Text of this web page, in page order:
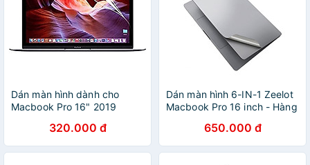
Dán màn hình dành cho
Macbook Pro 16" 2019
320.000 đ
Dán màn hình 6-IN-1 Zeelot
Macbook Pro 16 inch - Hàng
650.000 đ